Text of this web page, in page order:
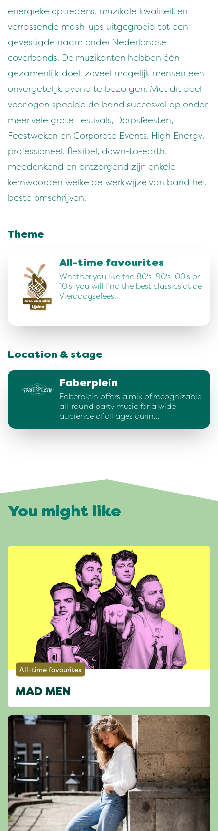
energieke optredens, muzikale kwaliteit en
verrassende mash-ups uitgegroeid tot een
gevestigde naam onder Nederlandse
coverbands. De muzikanten hebben één
gezamenlijk doel: zoveel mogelijk mensen een
onvergetelijk avond te bezorgen. Met dit doel
voor ogen speelde de band succesvol op onder
meer vele grote Festivals, Dorpsfeesten,
Feestweken en Corporate Events. High Energy,
professioneel, flexibel, down-to-earth,
meedenkend en ontzorgend zijn enkele
kernwoorden welke de werkwijze van band het
beste omschrijven.
Theme
All-time favourites
Whether you like the 80's, 90's, 00's or
10's, you will find the best classics at de
Vierdaagsefees…
Location & stage
Faberplein
Faberplein offers a mix of recognizable
all-round party music for a wide
audience of all ages durin…
You might like
All-time favourites
MAD MEN